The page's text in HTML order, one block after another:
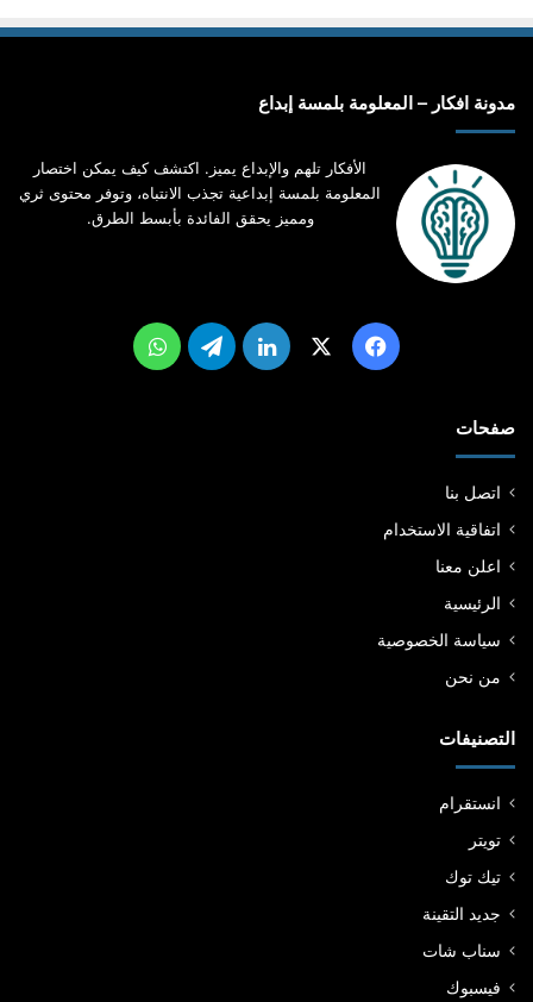
مدونة افكار – المعلومة بلمسة إبداع
الأفكار تلهم والإبداع يميز. اكتشف كيف يمكن اختصار
المعلومة بلمسة إبداعية تجذب الانتباه، وتوفر محتوى ثري
ومميز يحقق الفائدة بأبسط الطرق.
فيسبوك لينكدإن تيلقرام واتساب
صفحات
اتصل بنا
اتفاقية الاستخدام
اعلن معنا
الرئيسية
سياسة الخصوصية
من نحن
التصنيفات
انستقرام
تويتر
تيك توك
جديد التقينة
سناب شات
فيسبوك